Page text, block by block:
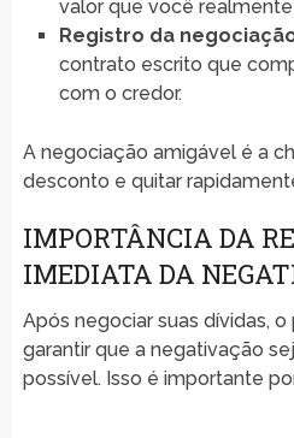
valor que você
Registro da
contrato escrito que
com o credor.
A negociação amigável é a
desconto e quitar
IMPORTÂNCIA DA
IMEDIATA DA
Após negociar suas dívidas,
garantir que a negativação
possível. Isso é importante